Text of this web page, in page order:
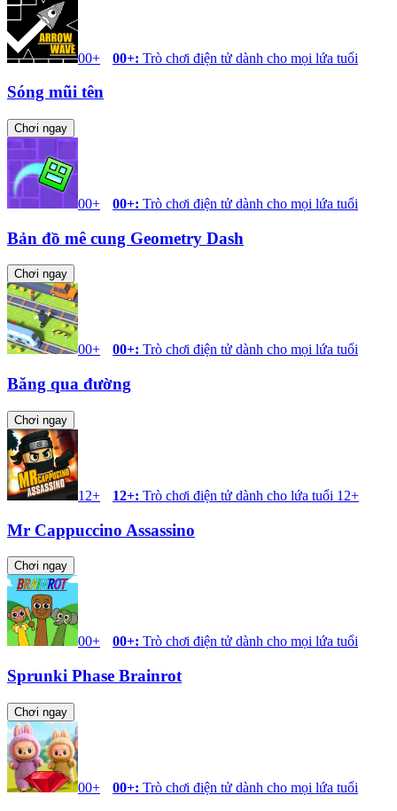
00+ 00+: Trò chơi điện tử dành cho mọi lứa tuổi
Sóng mũi tên
Chơi ngay
00+ 00+: Trò chơi điện tử dành cho mọi lứa tuổi
Bản đồ mê cung Geometry Dash
Chơi ngay
00+ 00+: Trò chơi điện tử dành cho mọi lứa tuổi
Băng qua đường
Chơi ngay
12+ 12+: Trò chơi điện tử dành cho lứa tuổi 12+
Mr Cappuccino Assassino
Chơi ngay
00+ 00+: Trò chơi điện tử dành cho mọi lứa tuổi
Sprunki Phase Brainrot
Chơi ngay
00+ 00+: Trò chơi điện tử dành cho mọi lứa tuổi